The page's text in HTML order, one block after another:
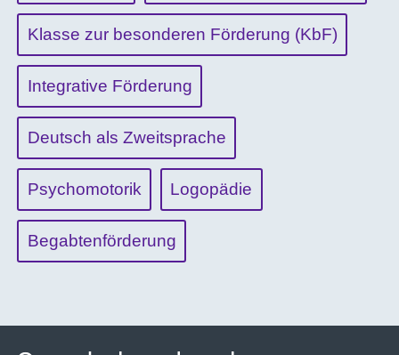
Klasse zur besonderen Förderung (KbF)
Integrative Förderung
Deutsch als Zweitsprache
Psychomotorik Logopädie
Begabtenförderung